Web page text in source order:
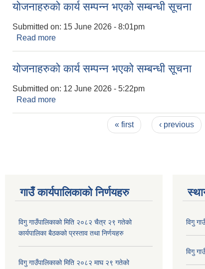
योजनाहरुको कार्य सम्पन्न भएको सम्बन्धी सूचना
Submitted on: 15 June 2026 - 8:01pm
Read more
योजनाहरुको कार्य सम्पन्न भएको सम्बन्धी सूचना
Submitted on: 12 June 2026 - 5:22pm
Read more
« first ‹ previous
गाउँ कार्यपालिकाकाे निर्णयहरु
विगु गाउँपालिकाको मिति २०८२ चैत्र २९ गतेको
कार्यपालिका बैठकको प्रस्ताव तथा निर्णयहरु
विगु गाउँपालिकाको मिति २०८२ माघ २९ गतेको
विगु
विगु